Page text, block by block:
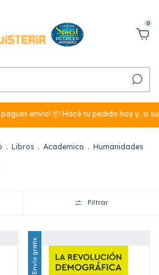
0
envío! 📦 Hacé tu pedido hoy y, si
. Libros . Academico . Humanidades
Filtrar
Envío gratis